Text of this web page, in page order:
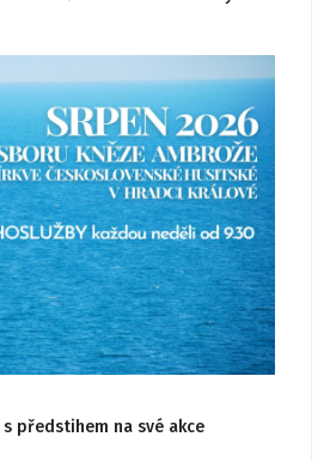
předstihem na své akce